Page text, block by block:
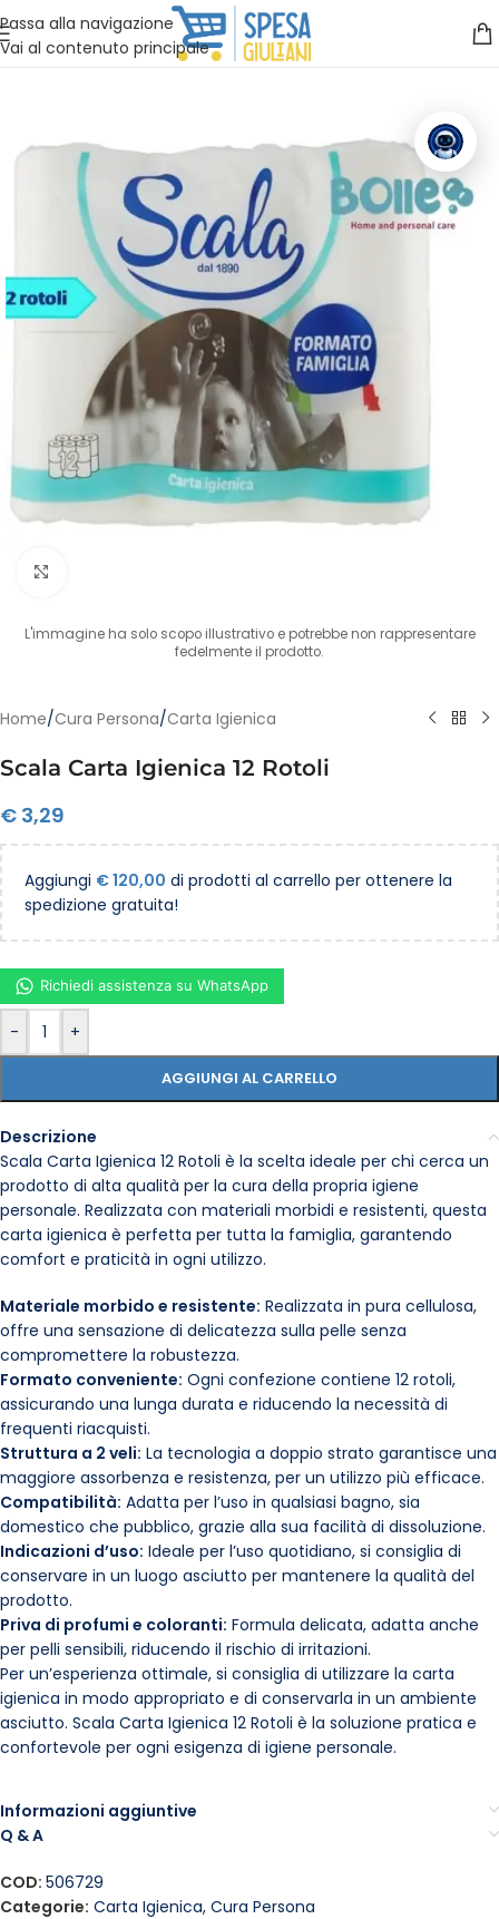
Passa alla navigazione
Vai al contenuto principale
Vuoi assistenza?Clicca qui e ti richiamiamo noi
L'immagine ha solo scopo illustrativo e potrebbe non rappresentare
fedelmente il prodotto.
Home/Cura Persona/Carta Igienica
Scala Carta Igienica 12 Rotoli
€ 3,29
Aggiungi €120,00 di prodotti al carrello per ottenere la
spedizione gratuita!
- +
AGGIUNGI AL CARRELLO
Richiedi assistenza su WhatsApp
Descrizione
Scala Carta Igienica 12 Rotoli è la scelta ideale per chi cerca un
prodotto di alta qualità per la cura della propria igiene
personale. Realizzata con materiali morbidi e resistenti, questa
carta igienica è perfetta per tutta la famiglia, garantendo
comfort e praticità in ogni utilizzo.
Materiale morbido e resistente: Realizzata in pura cellulosa,
offre una sensazione di delicatezza sulla pelle senza
compromettere la robustezza.
Formato conveniente: Ogni confezione contiene 12 rotoli,
assicurando una lunga durata e riducendo la necessità di
frequenti riacquisti.
Struttura a 2 veli: La tecnologia a doppio strato garantisce una
maggiore assorbenza e resistenza, per un utilizzo più efficace.
Compatibilità: Adatta per l’uso in qualsiasi bagno, sia
domestico che pubblico, grazie alla sua facilità di dissoluzione.
Indicazioni d’uso: Ideale per l’uso quotidiano, si consiglia di
conservare in un luogo asciutto per mantenere la qualità del
prodotto.
Priva di profumi e coloranti: Formula delicata, adatta anche
per pelli sensibili, riducendo il rischio di irritazioni.
Per un’esperienza ottimale, si consiglia di utilizzare la carta
igienica in modo appropriato e di conservarla in un ambiente
asciutto. Scala Carta Igienica 12 Rotoli è la soluzione pratica e
confortevole per ogni esigenza di igiene personale.
Informazioni aggiuntive
Q & A
COD: 506729
Categorie: Carta Igienica, Cura Persona